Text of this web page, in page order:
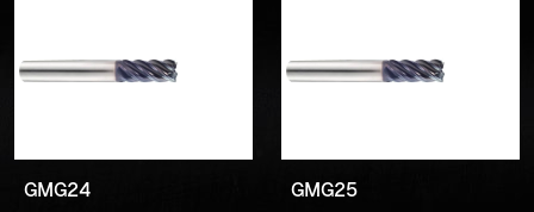
GMG24
GMG25